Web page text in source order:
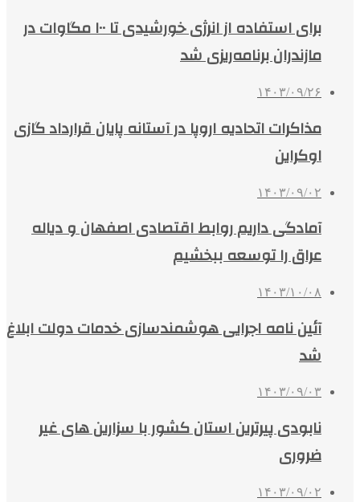
برای استفاده از انرژی خورشیدی تا ۱۰۰ مگاوات در
مازندران برنامه‌ریزی شد
۱۴۰۳/۰۹/۲۶
مذاکرات اتحادیه اروپا در آستانه پایان قرارداد گازی
اوکراین
۱۴۰۳/۰۹/۰۲
آمادگی داریم روابط اقتصادی اصفهان و دیاله
عراق را توسعه ببخشیم
۱۴۰۳/۱۰/۰۸
آئین نامه اجرایی هوشمندسازی خدمات دولت ابلاغ
شد
۱۴۰۳/۰۹/۰۳
نابودی پیرترین استان کشور با سزارین های غیر
ضروری
۱۴۰۳/۰۹/۰۲